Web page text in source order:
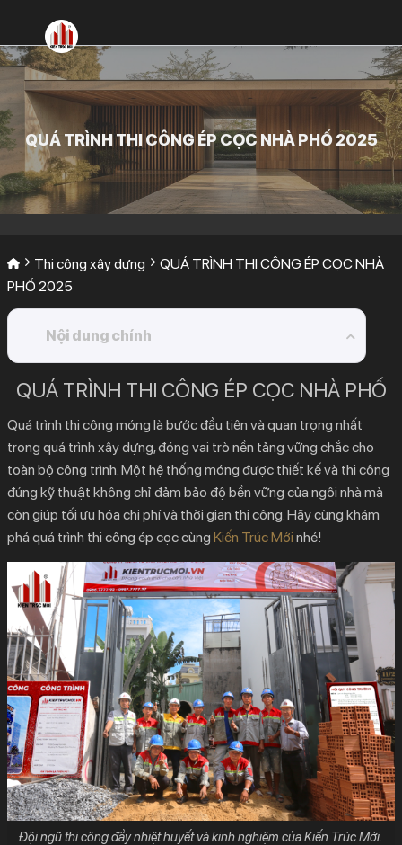
nội
dung
QUÁ TRÌNH THI CÔNG ÉP CỌC NHÀ PHỐ 2025
Thi công xây dựng
QUÁ TRÌNH THI CÔNG ÉP CỌC NHÀ
PHỐ 2025
Nội dung chính
BỊ CỌC TRONG QUÁ TRÌNH THI CÔNG MÓNG
1.1. 1. Chuẩn bị mặt bằng
1.2. 2. Định vị tim cọc
1.3. 3. Quá trình vận chuyển cọc khi thi công ép cọc.
1.4.
4. Chuẩn bị hệ thống điện, nước:
2. TIẾN HÀNH THI CÔNG ÉP CỌC
2.1. 1.Tiến hành thi công ép thử cọc
2.2. 2.Chất tải lên khung đế
2.3. 3.Tiến hành ép cọc
2.4. 4.Nghiệm thu cọc ép
QUÁ TRÌNH THI CÔNG ÉP CỌC NHÀ PHỐ
Quá trình thi công móng là bước đầu tiên và quan trọng nhất
trong quá trình xây dựng, đóng vai trò nền tảng vững chắc cho
toàn bộ công trình. Một hệ thống móng được thiết kế và thi công
đúng kỹ thuật không chỉ đảm bảo độ bền vững của ngôi nhà mà
còn giúp tối ưu hóa chi phí và thời gian thi công. Hãy cùng khám
phá quá trình thi công ép cọc cùng Kiến Trúc Mới nhé!
Đội ngũ thi công đầy nhiệt huyết và kinh nghiệm của Kiến Trúc Mới.